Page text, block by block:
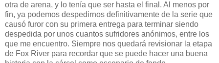
otra de arena, y lo tenía que ser hasta el final. Al menos por
fin, ya podemos despedirnos definitivamente de la serie que
causó furor con su primera entrega para terminar siendo
despedida por unos cuantos sufridores anónimos, entre los
que me encuentro. Siempre nos quedará revisionar la etapa
de Fox River para recordar que se puede hacer una buena